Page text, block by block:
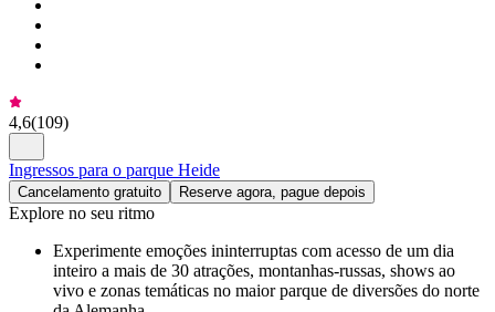
4,6(109)
Ingressos para o parque Heide
Cancelamento gratuito Reserve agora, pague depois
Explore no seu ritmo
Experimente emoções ininterruptas com acesso de um dia
inteiro a mais de 30 atrações, montanhas-russas, shows ao
vivo e zonas temáticas no maior parque de diversões do norte